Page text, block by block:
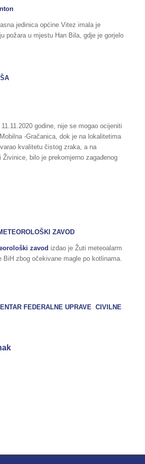
jedinica općine Vitez imala je
požara u mjestu Han Bila, gdje je gorjelo
godine, nije se mogao ocijeniti
-Gračanica, dok je na lokalitetima
kvalitetu čistog zraka, a na
Živinice, bilo je prekomjerno zagađenog
ZAVOD
zavod izdao je Žuti meteoalarm
BiH zbog očekivane magle po kotlinama.
FEDERALNE UPRAVE CIVILNE